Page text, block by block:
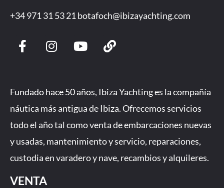
+34 971 31 53 21 botafoch@ibizayachting.com
F
a
b
o
o
k
-
f
I
n
a
g
r
a
m
Y
o
u
e
L
i
Fundado hace 50 años, Ibiza Yachting es la compañía
náutica más antigua de Ibiza. Ofrecemos servicios
todo el año tal como venta de embarcaciones nuevas
y usadas, mantenimiento y servicio, reparaciones,
custodia en varadero y nave, recambios y alquileres.
VENTA